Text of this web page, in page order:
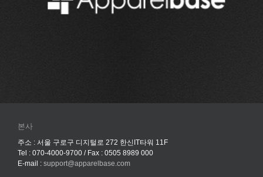
본사
주소 : 서울 구로구 디지털로 272 한신IT타워 11F
Tel : 070-4000-9700 / Fax : 0505 8989 000
E-mail : support@apparelbase.com